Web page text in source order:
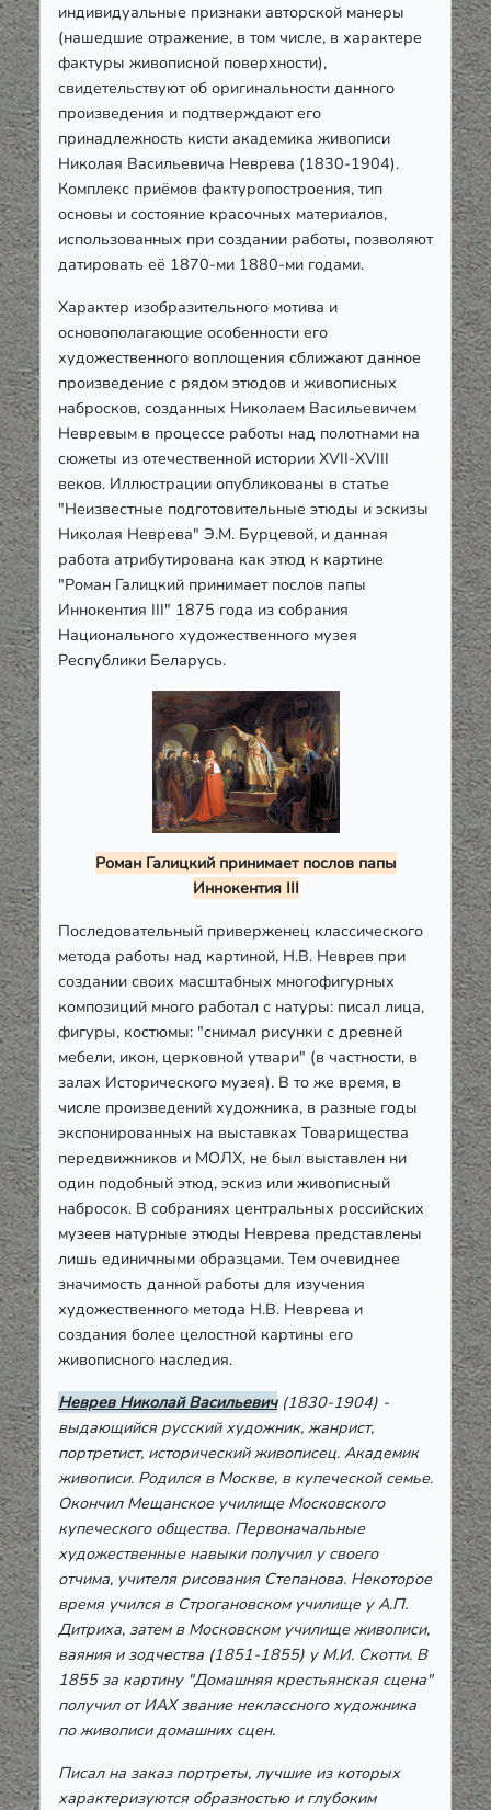
индивидуальные признаки авторской манеры
(нашедшие отражение, в том числе, в характере
фактуры живописной поверхности),
свидетельствуют об оригинальности данного
произведения и подтверждают его
принадлежность кисти академика живописи
Николая Васильевича Неврева (1830-1904).
Комплекс приёмов фактуропостроения, тип
основы и состояние красочных материалов,
использованных при создании работы, позволяют
датировать её 1870-ми 1880-ми годами.
Характер изобразительного мотива и
основополагающие особенности его
художественного воплощения сближают данное
произведение с рядом этюдов и живописных
набросков, созданных Николаем Васильевичем
Невревым в процессе работы над полотнами на
сюжеты из отечественной истории XVII-XVIII
веков. Иллюстрации опубликованы в статье
"Неизвестные подготовительные этюды и эскизы
Николая Неврева" Э.М. Бурцевой, и данная
работа атрибутирована как этюд к картине
"Роман Галицкий принимает послов папы
Иннокентия ІІІ" 1875 года из собрания
Национального художественного музея
Республики Беларусь.
Роман Галицкий принимает послов папы
Иннокентия ІІІ
Последовательный приверженец классического
метода работы над картиной, Н.В. Неврев при
создании своих масштабных многофигурных
композиций много работал с натуры: писал лица,
фигуры, костюмы: "снимал рисунки с древней
мебели, икон, церковной утвари" (в частности, в
залах Исторического музея). В то же время, в
числе произведений художника, в разные годы
экспонированных на выставках Товарищества
передвижников и МОЛХ, не был выставлен ни
один подобный этюд, эскиз или живописный
набросок. В собраниях центральных российских
музеев натурные этюды Неврева представлены
лишь единичными образцами. Тем очевиднее
значимость данной работы для изучения
художественного метода Н.В. Неврева и
создания более целостной картины его
живописного наследия.
Неврев Николай Васильевич (1830-1904) -
выдающийся русский художник, жанрист,
портретист, исторический живописец. Академик
живописи. Родился в Москве, в купеческой семье.
Окончил Мещанское училище Московского
купеческого общества. Первоначальные
художественные навыки получил у своего
отчима, учителя рисования Степанова. Некоторое
время учился в Строгановском училище у А.П.
Дитриха, затем в Московском училище живописи,
ваяния и зодчества (1851-1855) у М.И. Скотти. В
1855 за картину "Домашняя крестьянская сцена"
получил от ИАХ звание неклассного художника
по живописи домашних сцен.
Писал на заказ портреты, лучшие из которых
характеризуются образностью и глубоким